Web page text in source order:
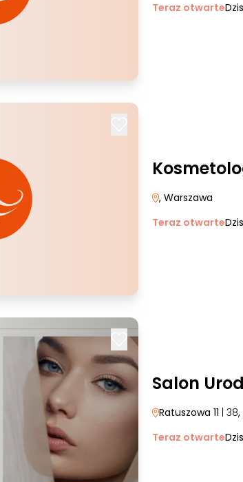
Teraz otwarte
, Warszawa
Teraz otwarte
Salon
Ratuszowa 11 | 38
Teraz otwarte